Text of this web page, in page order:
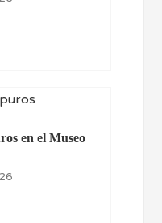
en el Museo